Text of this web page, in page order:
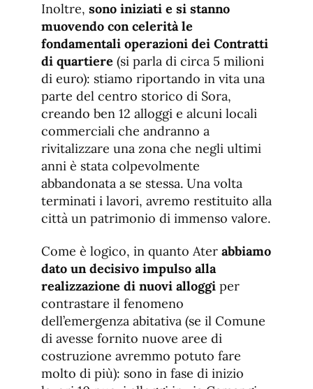
Inoltre, sono iniziati e si stanno
muovendo con celerità le
fondamentali operazioni dei Contratti
di quartiere (si parla di circa 5 milioni
di euro): stiamo riportando in vita una
parte del centro storico di Sora,
creando ben 12 alloggi e alcuni locali
commerciali che andranno a
rivitalizzare una zona che negli ultimi
anni è stata colpevolmente
abbandonata a se stessa. Una volta
terminati i lavori, avremo restituito alla
città un patrimonio di immenso valore.
Come è logico, in quanto Ater abbiamo
dato un decisivo impulso alla
realizzazione di nuovi alloggi per
contrastare il fenomeno
dell’emergenza abitativa (se il Comune
di avesse fornito nuove aree di
costruzione avremmo potuto fare
molto di più): sono in fase di inizio